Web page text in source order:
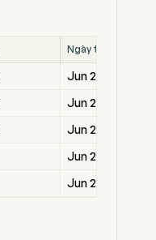
Ngày thanh toán
Jun 26, 2026
Jun 26, 2025
Jun 26, 2024
Jun 23, 2023
Jun 23, 2023